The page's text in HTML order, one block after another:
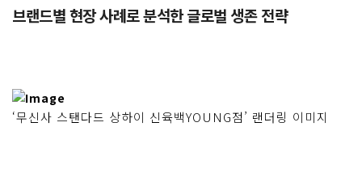
브랜드별 현장 사례로 분석한 글로벌 생존 전략
‘무신사 스탠다드 상하이 신육백YOUNG점’ 랜더링 이미지